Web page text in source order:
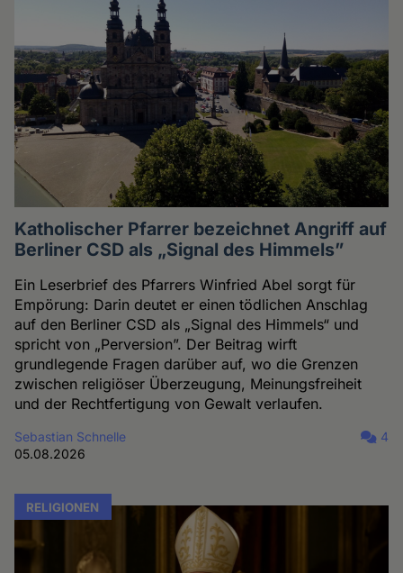
Katholischer Pfarrer bezeichnet Angriff auf
Berliner CSD als „Signal des Himmels”
Ein Leserbrief des Pfarrers Winfried Abel sorgt für
Empörung: Darin deutet er einen tödlichen Anschlag
auf den Berliner CSD als „Signal des Himmels“ und
spricht von „Perversion”. Der Beitrag wirft
grundlegende Fragen darüber auf, wo die Grenzen
zwischen religiöser Überzeugung, Meinungsfreiheit
und der Rechtfertigung von Gewalt verlaufen.
Sebastian Schnelle
05.08.2026
4
RELIGIONEN